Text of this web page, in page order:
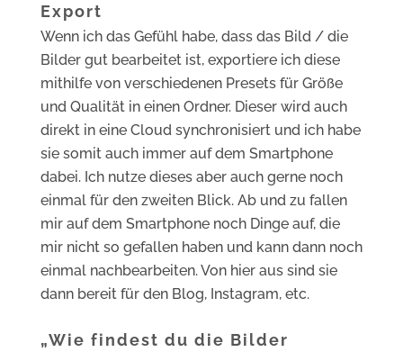
Export
Wenn ich das Gefühl habe, dass das Bild / die
Bilder gut bearbeitet ist, exportiere ich diese
mithilfe von verschiedenen Presets für Größe
und Qualität in einen Ordner. Dieser wird auch
direkt in eine Cloud synchronisiert und ich habe
sie somit auch immer auf dem Smartphone
dabei. Ich nutze dieses aber auch gerne noch
einmal für den zweiten Blick. Ab und zu fallen
mir auf dem Smartphone noch Dinge auf, die
mir nicht so gefallen haben und kann dann noch
einmal nachbearbeiten. Von hier aus sind sie
dann bereit für den Blog, Instagram, etc.
„Wie findest du die Bilder